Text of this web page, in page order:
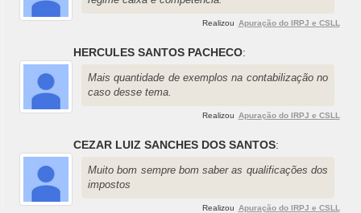
Realizou Apuração do IRPJ e CSLL
HERCULES SANTOS PACHECO:
Mais quantidade de exemplos na contabilização no
caso desse tema.
Realizou Apuração do IRPJ e CSLL
CEZAR LUIZ SANCHES DOS SANTOS:
Muito bom sempre bom saber as qualificações dos
impostos
Realizou Apuração do IRPJ e CSLL